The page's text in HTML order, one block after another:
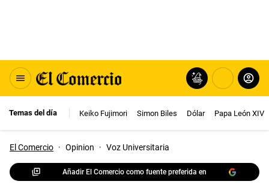
Temas del día Keiko Fujimori Simon Biles Dólar Papa León XIV
El Comercio · Opinion · Voz Universitaria
Añadir El Comercio como fuente preferida en